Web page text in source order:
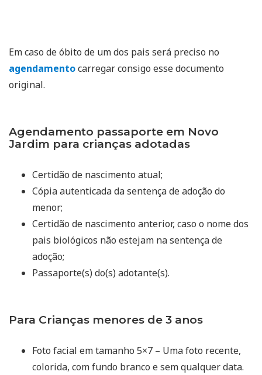
Em caso de óbito de um dos pais será preciso no
agendamentocarregar consigo esse documento
original.
Agendamento passaporte em Novo
Jardim para crianças adotadas
Certidão de nascimento atual;
Cópia autenticada da sentença de adoção do
menor;
Certidão de nascimento anterior, caso o nome dos
pais biológicos não estejam na sentença de
adoção;
Passaporte(s) do(s) adotante(s).
Para Crianças menores de 3 anos
Foto facial em tamanho 5×7 – Uma foto recente,
colorida, com fundo branco e sem qualquer data.